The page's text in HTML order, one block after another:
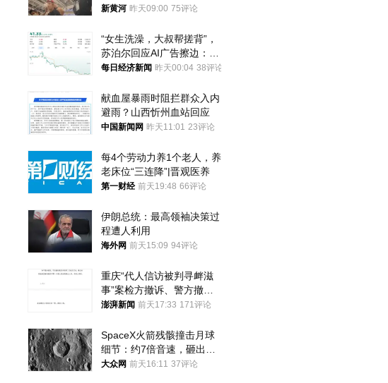
调查，对责任人采取最严厉
新黄河 昨天09:00 75评论
“女生洗澡，大叔帮搓背”，
苏泊尔回应AI广告擦边：视
频全下架，已强化内容管理
每日经济新闻 昨天00:04 38评论
献血屋暴雨时阻拦群众入内
避雨？山西忻州血站回应
中国新闻网 昨天11:01 23评论
每4个劳动力养1个老人，养
老床位“三连降”|晋观医养
第一财经 前天19:48 66评论
伊朗总统：最高领袖决策过
程遭人利用
海外网 前天15:09 94评论
重庆“代人信访被判寻衅滋
事”案检方撤诉、警方撤
案，两被告人获国赔
澎湃新闻 前天17:33 171评论
SpaceX火箭残骸撞击月球
细节：约7倍音速，砸出直
径约30米撞击坑
大众网 前天16:11 37评论